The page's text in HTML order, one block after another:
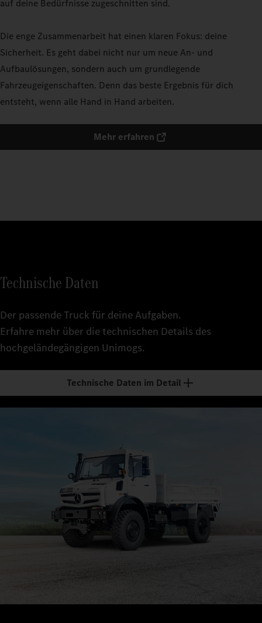
auf deine Bedürfnisse zugeschnitten sind.
Die enge Zusammenarbeit hat einen klaren Fokus: deine
Sicherheit. Es geht dabei nicht nur um neue An- und
Aufbaulösungen, sondern auch um grundlegende
Fahrzeugeigenschaften. Denn das beste Ergebnis für dich
entsteht, wenn alle Hand in Hand arbeiten.
Mehr erfahren
Technische Daten
Der passende Truck für deine Aufgaben.
Erfahre mehr über die technischen Details des
hochgeländegängigen Unimogs.
Technische Daten im Detail